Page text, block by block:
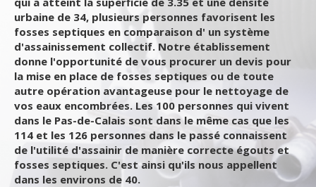
urbaine de 34, plusieurs personnes favorisent les
fosses septiques en comparaison d' un système
d'assainissement collectif. Notre établissement
donne l'opportunité de vous procurer un devis pour
la mise en place de fosses septiques ou de toute
autre opération avantageuse pour le nettoyage de
vos eaux encombrées. Les 100 personnes qui vivent
dans le Pas-de-Calais sont dans le même cas que les
114 et les 126 personnes dans le passé connaissent
de l'utilité d'assainir de manière correcte égouts et
fosses septiques. C'est ainsi qu'ils nous appellent
dans les environs de 40.